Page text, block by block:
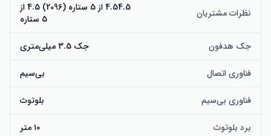
نظرات مشتریان
4.54.5 از 5 ستاره (2096) 4.5 از
5 ستاره
جک هدفون جک 3.5 میلی‌متری
فناوری اتصال بی‌سیم
فناوری بی‌سیم بلوتوث
برد بلوتوث ۱۰ متر